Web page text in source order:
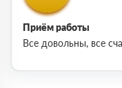
Приём работы
Все довольны, все